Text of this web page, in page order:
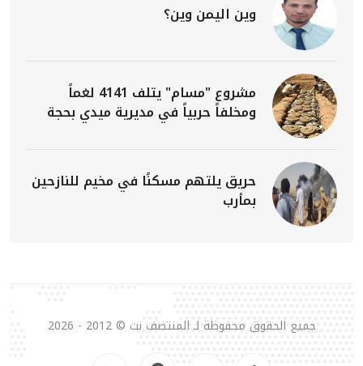
وين اليمن وين؟
مشروع "مسام" يتلف 4141 لغماً
ومخلفاً حربياً في مديرية ميدي بحجة
حريق يلتهم مسكنًا في مخيم للنازحين
بمأرب
جميع الحقوق محفوظة لـ المنتصف نت © 2012 - 2026